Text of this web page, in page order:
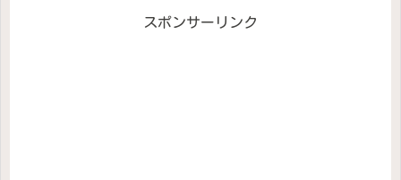
スポンサーリンク